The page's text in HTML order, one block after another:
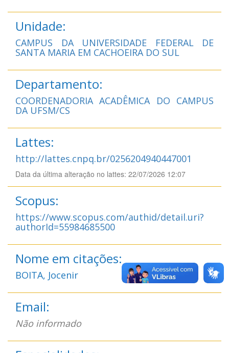
Unidade:
CAMPUS DA UNIVERSIDADE FEDERAL DE
SANTA MARIA EM CACHOEIRA DO SUL
Departamento:
COORDENADORIA ACADÊMICA DO CAMPUS
DA UFSM/CS
Lattes:
http://lattes.cnpq.br/0256204940447001
Data da última alteração no lattes: 22/07/2026 12:07
Scopus:
https://www.scopus.com/authid/detail.uri?
authorId=55984685500
Nome em citações:
BOITA, Jocenir
Email:
Não informado